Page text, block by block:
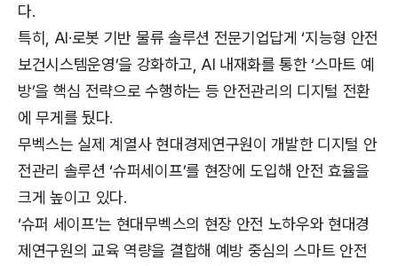
다.
특히, AI·로봇 기반 물류 솔루션 전문기업답게 ‘지능형 안전
보건시스템운영’을 강화하고, AI 내재화를 통한 ‘스마트 예
방’을 핵심 전략으로 수행하는 등 안전관리의 디지털 전환
에 무게를 뒀다.
무벡스는 실제 계열사 현대경제연구원이 개발한 디지털 안
전관리 솔루션 ‘슈퍼세이프’를 현장에 도입해 안전 효율을
크게 높이고 있다.
‘슈퍼 세이프’는 현대무벡스의 현장 안전 노하우와 현대경
제연구원의 교육 역량을 결합해 예방 중심의 스마트 안전